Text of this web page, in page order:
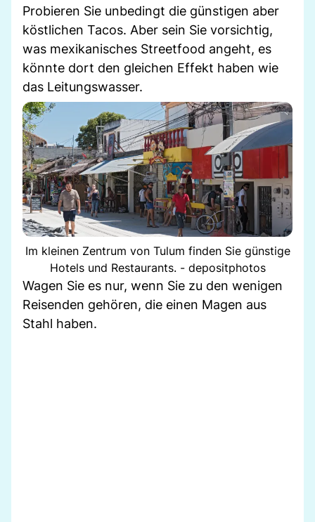
Probieren Sie unbedingt die günstigen aber
köstlichen Tacos. Aber sein Sie vorsichtig,
was mexikanisches Streetfood angeht, es
könnte dort den gleichen Effekt haben wie
das Leitungswasser.
Im kleinen Zentrum von Tulum finden Sie günstige
Hotels und Restaurants. - depositphotos
Wagen Sie es nur, wenn Sie zu den wenigen
Reisenden gehören, die einen Magen aus
Stahl haben.